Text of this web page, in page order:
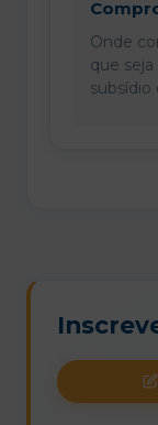
Onde
que
subsídio